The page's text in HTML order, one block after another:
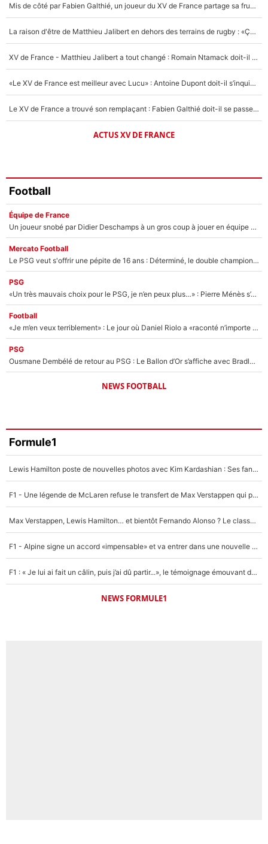
Un autre joueur
5%
Mis de côté par Fabien Galthié, un joueur du XV de France partage sa frustration : «ils ne me l’ont pas dit tout de suite»
La raison d'être de Matthieu Jalibert en dehors des terrains de rugby : «Ça m'atteint autant que si tu touches à un membre de ma famille»
XV de France - Matthieu Jalibert a tout changé : Romain Ntamack doit-il s’inquiéter pour sa place à un an de la Coupe du monde ?
«Le XV de France est meilleur avec Lucu» : Antoine Dupont doit-il s’inquiéter pour sa place ?
Le XV de France a trouvé son remplaçant : Fabien Galthié doit-il se passer d'Antoine Dupont ?
ACTUS XV DE FRANCE
Football
Équipe de France
Un joueur snobé par Didier Deschamps à un gros coup à jouer en équipe de France : Zinedine Zidane a trouvé son numéro 9 ?
Mercato Football
Le PSG veut s'offrir une pépite de 16 ans : Déterminé, le double champion d'Europe en titre est prêt à lâcher 40M€ pour celui que l'on compare déjà à Vinicius Jr !
PSG
«Un très mauvais choix pour le PSG, je n’en peux plus…» : Pierre Ménès s’est complètement trompé avec Luis Enrique et ces déclarations le prouvent !
Football
«Je m’en veux terriblement» : Le jour où Daniel Riolo a «raconté n’importe quoi» dans l'After Foot !
PSG
Ousmane Dembélé de retour au PSG : Le Ballon d’Or s’affiche avec Bradley Barcola en plein cœur du feuilleton sur son départ !
NEWS FOOTBALL
Formule1
Lewis Hamilton poste de nouvelles photos avec Kim Kardashian : Ses fans le voient déjà redevenir champion du monde de F1 grâce à elle !
F1 - Une légende de McLaren refuse le transfert de Max Verstappen qui pourrait «faire des vagues» et plomber l'ambiance dans l'équipe
Max Verstappen, Lewis Hamilton… et bientôt Fernando Alonso ? Le classement des pilotes les mieux payés en Formule 1 risque de changer !
F1 - Alpine signe un accord «impensable» et va entrer dans une nouvelle dimension : Grande nouvelle pour Pierre Gasly !
F1 : « Je lui ai fait un câlin, puis j’ai dû partir...», le témoignage émouvant de Max Verstappen sur sa fille
NEWS FORMULE1